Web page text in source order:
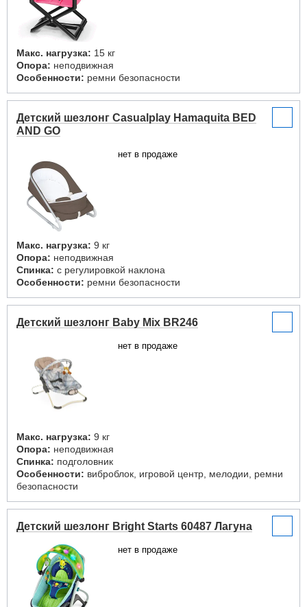
Макс. нагрузка: 15 кг
Опора: неподвижная
Особенности: ремни безопасности
Детский шезлонг Casualplay Hamaquita BED
AND GO
нет в продаже
Макс. нагрузка: 9 кг
Опора: неподвижная
Спинка: с регулировкой наклона
Особенности: ремни безопасности
Детский шезлонг Baby Mix BR246
нет в продаже
Макс. нагрузка: 9 кг
Опора: неподвижная
Спинка: подголовник
Особенности: виброблок, игровой центр, мелодии, ремни
безопасности
Детский шезлонг Bright Starts 60487 Лагуна
нет в продаже